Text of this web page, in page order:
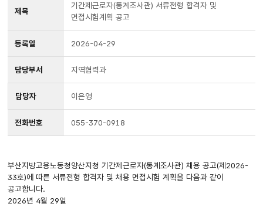
제목
기간제근로자(통계조사관) 서류전형 합격자 및
면접시험계획 공고
등록일 2026-04-29
담당부서 지역협력과
담당자 이은영
전화번호 055-370-0918
부산지방고용노동청양산지청 기간제근로자(통계조사관) 채용 공고(제2026-
33호)에 따른 서류전형 합격자 및 채용 면접시험 계획을 다음과 같이
공고합니다.
2026년 4월 29일